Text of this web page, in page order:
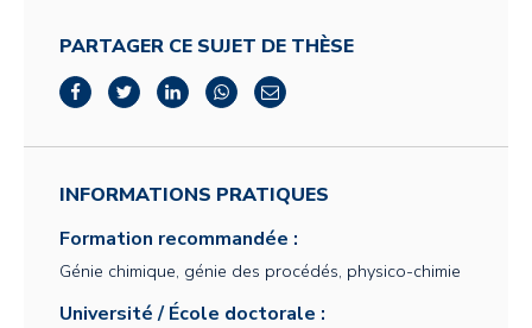
PARTAGER CE SUJET DE THÈSE
INFORMATIONS PRATIQUES
Formation recommandée :
Génie chimique, génie des procédés, physico-chimie
Université / École doctorale :